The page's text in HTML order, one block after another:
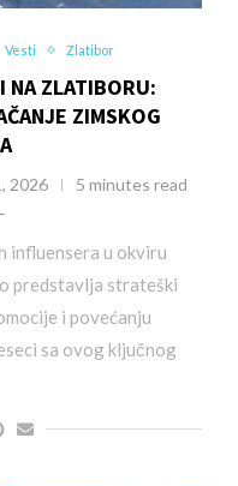
Vesti Zlatibor
NA ZLATIBORU:
ZIMSKOG
2026 5 minutes read
influensera u okviru
predstavlja strateški
i povećanju
sa ovog ključnog